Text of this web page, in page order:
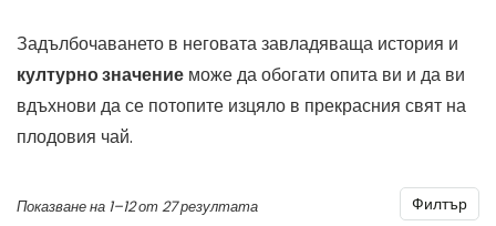
Задълбочаването в неговата завладяваща история и
културно значение може да обогати опита ви и да ви
вдъхнови да се потопите изцяло в прекрасния свят на
плодовия чай.
Филтър
Показване на 1–12 от 27 резултата